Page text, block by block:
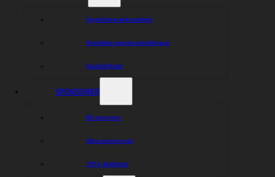
Ungdomsverksamhet
Anmälan ungdomstävlingar
Sladda Runt
SPONSORER
Bli sponsor
Våra sponsorer
1951-klubben